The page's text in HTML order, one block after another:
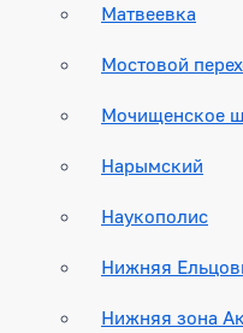
Матвеевка
Мостовой
Мочищенское
Нарымский
Наукополис
Нижняя
Нижняя зона